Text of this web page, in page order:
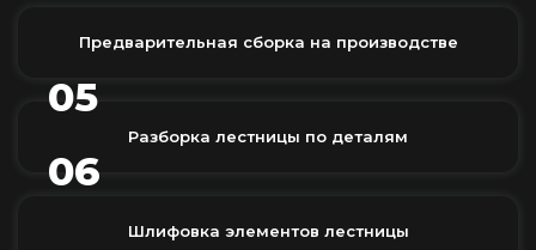
Предварительная сборка на производстве
05
Разборка лестницы по деталям
06
Шлифовка элементов лестницы